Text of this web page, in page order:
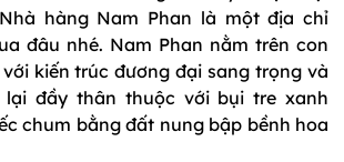
hàng Nam Phan là một địa chỉ
đâu nhé. Nam Phan nằm trên con
với kiến trúc đương đại sang trọng và
lại đầy thân thuộc với bụi tre xanh
chum bằng đất nung bập bềnh hoa